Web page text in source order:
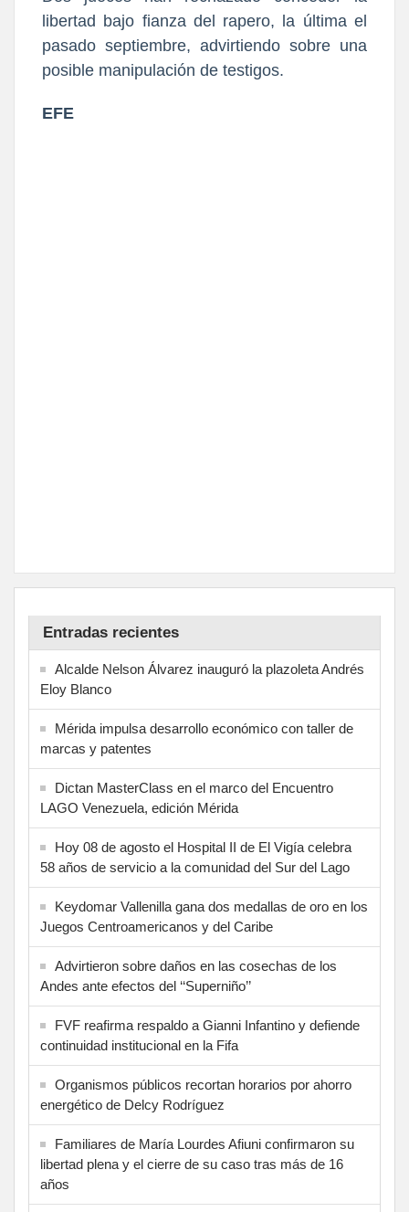
libertad bajo fianza del rapero, la última el
pasado septiembre, advirtiendo sobre una
posible manipulación de testigos.
EFE
Entradas recientes
Alcalde Nelson Álvarez inauguró la plazoleta Andrés
Eloy Blanco
Mérida impulsa desarrollo económico con taller de
marcas y patentes
Dictan MasterClass en el marco del Encuentro
LAGO Venezuela, edición Mérida
Hoy 08 de agosto el Hospital II de El Vigía celebra
58 años de servicio a la comunidad del Sur del Lago
Keydomar Vallenilla gana dos medallas de oro en los
Juegos Centroamericanos y del Caribe
Advirtieron sobre daños en las cosechas de los
Andes ante efectos del ‘‘Superniño’’
FVF reafirma respaldo a Gianni Infantino y defiende
continuidad institucional en la Fifa
Organismos públicos recortan horarios por ahorro
energético de Delcy Rodríguez
Familiares de María Lourdes Afiuni confirmaron su
libertad plena y el cierre de su caso tras más de 16
años